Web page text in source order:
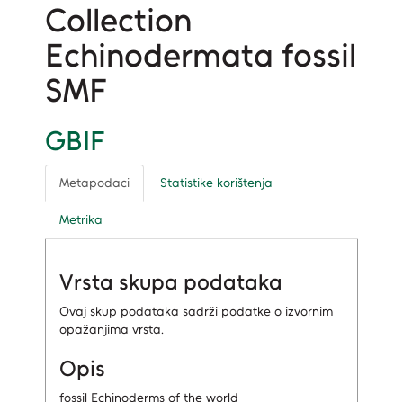
Collection
Echinodermata fossil
SMF
GBIF
Metapodaci Statistike korištenja
Metrika
Vrsta skupa podataka
Ovaj skup podataka sadrži podatke o izvornim
opažanjima vrsta.
Opis
fossil Echinoderms of the world